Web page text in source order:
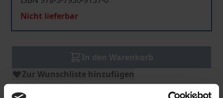
Nicht lieferbar
Zur Wunschliste hinzufügen
Hinweise zu Versandkosten